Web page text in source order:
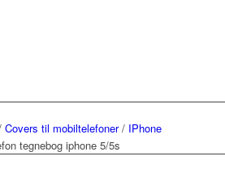
Covers til mobiltelefoner / IPhone
tegnebog iphone 5/5s